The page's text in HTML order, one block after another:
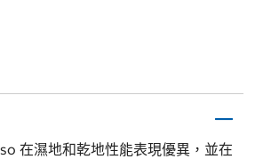
在濕地和乾地性能表現優異，並在